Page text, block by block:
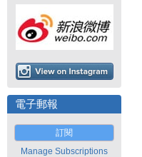
電子郵報
訂閱
Manage Subscriptions